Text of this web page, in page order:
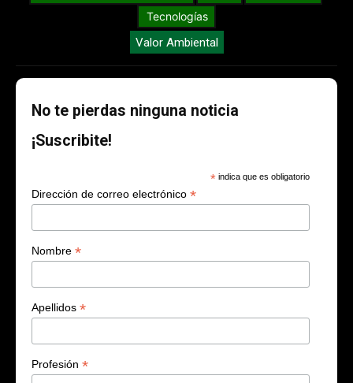
Tecnologías
Valor Ambiental
No te pierdas ninguna noticia
¡Suscribite!
* indica que es obligatorio
Dirección de correo electrónico *
Nombre *
Apellidos *
Profesión *